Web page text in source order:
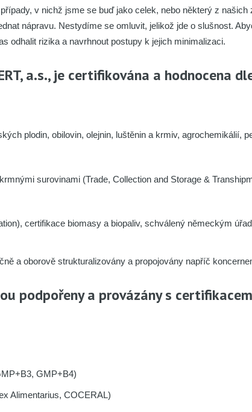
v nichž jsme se buď jako celek, nebo některý z
nápravu. Nestydíme se omluvit, jelikož jde o slušnost.
odhalit rizika a navrhnout postupy k jejich minimalizaci.
a.s., je certifikována a hodnocena
plodin, obilovin, olejnin, luštěnin a krmiv, agrochemikálií,
surovinami (Trade, Collection and Storage &
certifikace biomasy a biopaliv, schválený německým
a oborově strukturalizovány a propojovány napříč
podpořeny a provázány s
GMP+B4)
Alimentarius, COCERAL)